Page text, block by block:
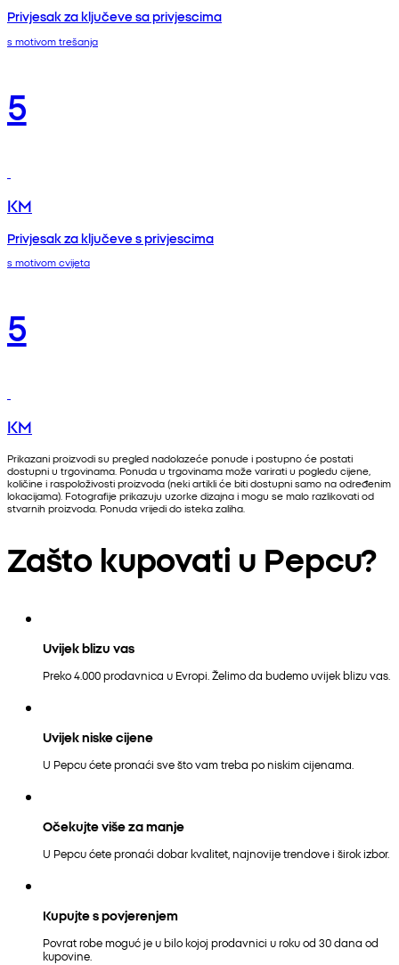
Privjesak za ključeve sa privjescima
s motivom trešanja
5
KM
Privjesak za ključeve s privjescima
s motivom cvijeta
5
KM
Prikazani proizvodi su pregled nadolazeće ponude i postupno će postati
dostupni u trgovinama. Ponuda u trgovinama može varirati u pogledu cijene,
količine i raspoloživosti proizvoda (neki artikli će biti dostupni samo na određenim
lokacijama). Fotografije prikazuju uzorke dizajna i mogu se malo razlikovati od
stvarnih proizvoda. Ponuda vrijedi do isteka zaliha.
Zašto kupovati u Pepcu?
Uvijek blizu vas
Preko 4.000 prodavnica u Evropi. Želimo da budemo uvijek blizu vas.
Uvijek niske cijene
U Pepcu ćete pronaći sve što vam treba po niskim cijenama.
Očekujte više za manje
U Pepcu ćete pronaći dobar kvalitet, najnovije trendove i širok izbor.
Kupujte s povjerenjem
Povrat robe moguć je u bilo kojoj prodavnici u roku od 30 dana od
kupovine.